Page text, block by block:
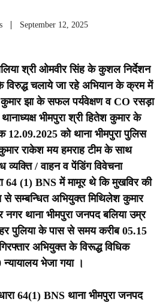
September 12, 2025
श्री ओमवीर सिंह के कुशल निर्देशन
विरुद्ध चलाये जा रहे अभियान के क्रम में
झा के सफल पर्यवेक्षण व CO रसड़ा
भीमपुरा श्री हितेश कुमार के
को थाना भीमपुरा पुलिस
राकेश मय हमराह टीम के साथ
व्यक्ति / वाहन व पेंडिंग विवेचना
64 (1) BNS में मामूर थे कि मुखविर की
से सम्बन्धित अभियुक्त मिथिलेश कुमार
नगर थाना भीमपुरा जनपद बलिया उम्र
पुलिया के पास से समय करीब 05.15
अभियुक्त के विरूद्ध विधिक
न्यायालय भेजा गया ।
64(1) BNS थाना भीमपुरा जनपद